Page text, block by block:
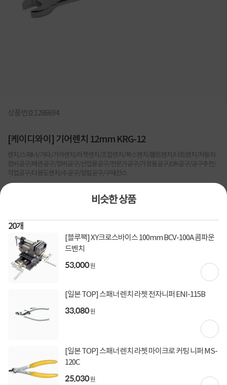
비슷한 상품
20개
[블루팩] XY크로스바이스 100mm BCV-100A 콤파운
드벤치
53,000원
[일본 TOP] 스패너 렌치 라쳇 전자니퍼 ENI-115B
33,080원
[일본 TOP] 스패너 렌치 라쳇 마이크로 커팅 니퍼 MS-
120C
25,030원
상품번호1286694
[케이디와이] 기어렌치 12mm KRG-12
렌치/스패너/기타/기어렌치/라쳇렌치/조합렌치/복스렌치/볼트렌치/너트렌치/자동차
정비공구/배관공구/정비공구/산업용공구/전문가공구/가정용공구/DIY공구/공구추천/
작업공구/다용도렌치/수공구/정밀공구/구매찬스
할인혜택
[토스페이 X 계좌이체] 50,000원 즉시할인
[토스페이 X 계좌이체] 20,000원 즉시할인
상 결제 시)
[토스페이 X 현대카드] 5% 즉시할인 (800,000원 이
상 결제 시)
5만원5%포인트
적립금 10원 적립